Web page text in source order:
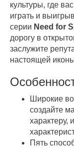
культуры, где
играть и
серии Need for
дорогу в
заслужите
настоящей
Широкие
создайте
характеру,
Пять